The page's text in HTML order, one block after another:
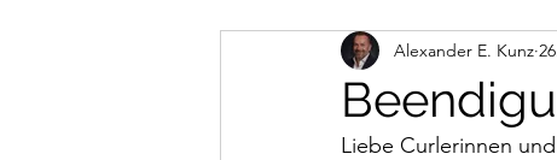
SwissCurling Archivdaten
Alexander E. Kunz
Liebe Curlerinnen